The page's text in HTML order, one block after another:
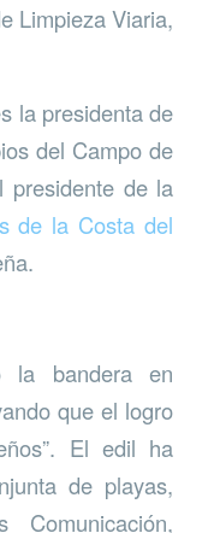
Limpieza Viaria,
la presidenta de
del Campo de
presidente de la
de la Costa del
la bandera en
que el logro
El edil ha
de playas,
Comunicación,